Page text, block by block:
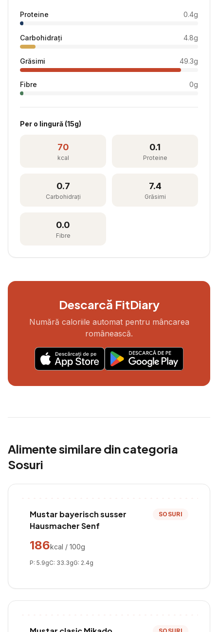
Proteine 0.4g
Carbohidrați 4.8g
Grăsimi 49.3g
Fibre 0g
Per o lingură (15g)
70
kcal
0.1
Proteine
0.7
Carbohidrați
7.4
Grăsimi
0.0
Fibre
Descarcă FitDiary
Numără caloriile automat pentru mâncarea
românească.
Alimente similare din categoria
Sosuri
Mustar bayerisch susser
Hausmacher Senf
SOSURI
186kcal / 100g
P: 5.9gC: 33.3gG: 2.4g